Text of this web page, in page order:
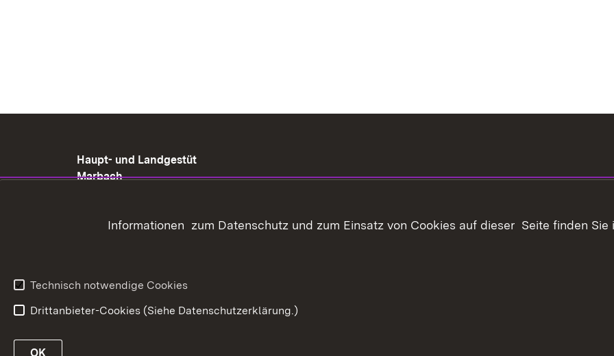
Haupt- und Landgestüt
Marbach
MarbachInformationen zum Datenschutz und zum Einsatz von Cookies auf dieser Seite finden Sie
Technisch notwendige Cookies
Drittanbieter-Cookies (Siehe Datenschutzerklärung.)
OK